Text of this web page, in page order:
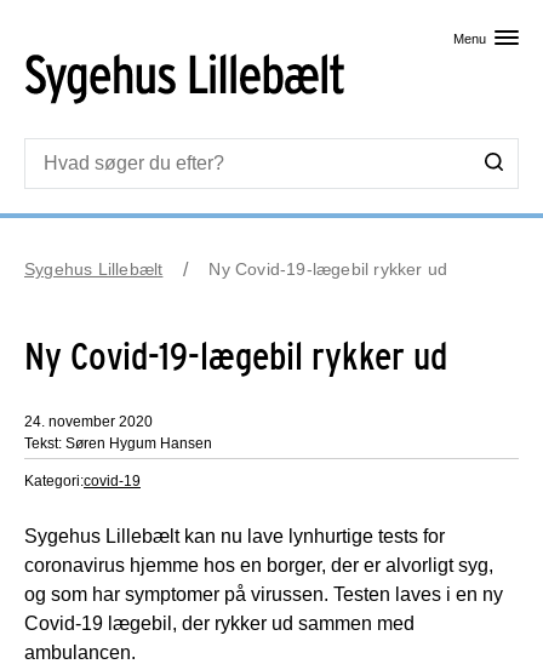
Menu
Sygehus Lillebælt Ny Covid-19-lægebil rykker ud
Ny Covid-19-lægebil rykker ud
24. november 2020
Tekst: Søren Hygum Hansen
Kategori:covid-19
Sygehus Lillebælt kan nu lave lynhurtige tests for
coronavirus hjemme hos en borger, der er alvorligt syg,
og som har symptomer på virussen. Testen laves i en ny
Covid-19 lægebil, der rykker ud sammen med
ambulancen.